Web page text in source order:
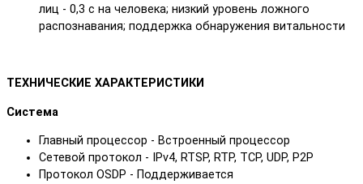
лиц - 0,3 с на человека; низкий уровень ложного
распознавания; поддержка обнаружения витальности
ТЕХНИЧЕСКИЕ ХАРАКТЕРИСТИКИ
Система
Главный процессор - Встроенный процессор
Сетевой протокол - IPv4, RTSP, RTP, TCP, UDP, P2P
Протокол OSDP - Поддерживается